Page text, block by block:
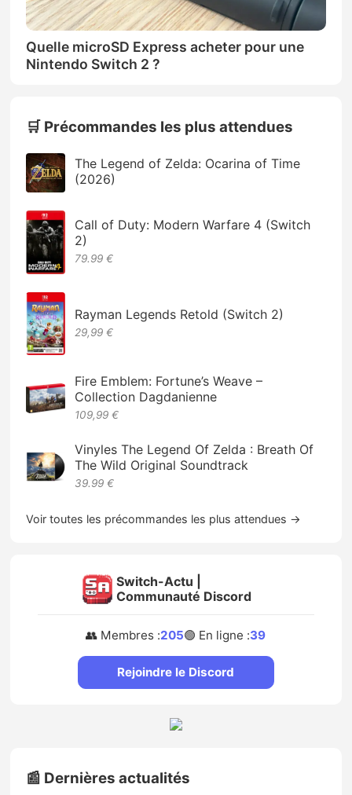
Quelle microSD Express acheter pour une
Nintendo Switch 2 ?
🛒 Précommandes les plus attendues
The Legend of Zelda: Ocarina of Time
(2026)
Call of Duty: Modern Warfare 4 (Switch
2)
79.99 €
Rayman Legends Retold (Switch 2)
29,99 €
Fire Emblem: Fortune’s Weave –
Collection Dagdanienne
109,99 €
Vinyles The Legend Of Zelda : Breath Of
The Wild Original Soundtrack
39.99 €
Voir toutes les précommandes les plus attendues →
Switch-Actu |
Communauté Discord
👥 Membres :205🟢 En ligne :39
Rejoindre le Discord
📰 Dernières actualités